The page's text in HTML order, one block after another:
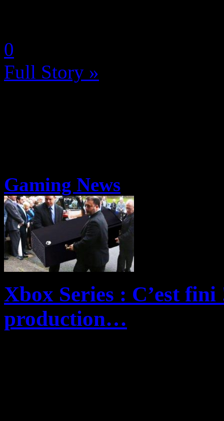
0
Full Story »
Gaming News
Xbox Series : C’est
production…